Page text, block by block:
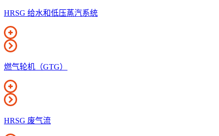
HRSG 给水和低压蒸汽系统
燃气轮机（GTG）
HRSG 废气流